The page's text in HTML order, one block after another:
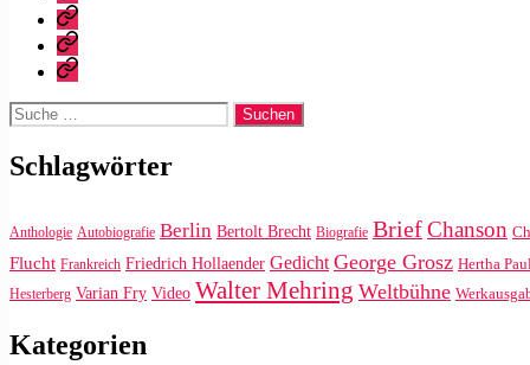
Zitate
|
Tweets
Impressum/Datenschutz
Rechteanfrage
Suche
nach:
Schlagwörter
Anthologie Autobiografie Berlin Bertolt Brecht Biografie BriefChanson
Flucht Frankreich Friedrich Hollaender Gedicht George Grosz Hertha
Hesterberg Varian Fry Video Walter Mehring Weltbühne
Kategorien